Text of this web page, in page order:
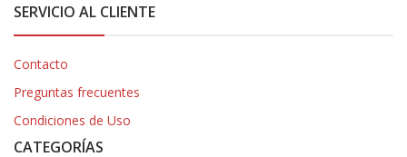
SERVICIO AL CLIENTE
Contacto
Preguntas frecuentes
Condiciones de Uso
CATEGORÍAS